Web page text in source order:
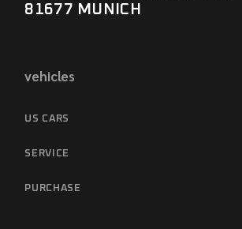
81677 MUNICH
vehicles
US CARS
SERVICE
PURCHASE